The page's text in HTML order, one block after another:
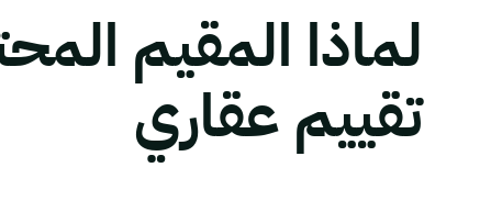
لماذا المقيم
تقييم عقاري